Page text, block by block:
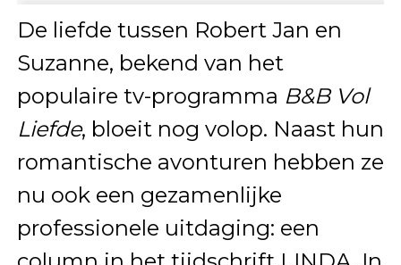
De liefde tussen Robert Jan en
Suzanne, bekend van het
populaire tv-programma B&B Vol
Liefde, bloeit nog volop. Naast hun
romantische avonturen hebben ze
nu ook een gezamenlijke
professionele uitdaging: een